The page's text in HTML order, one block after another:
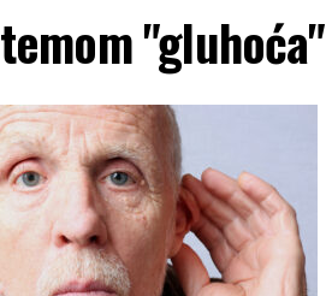
"gluhoća"